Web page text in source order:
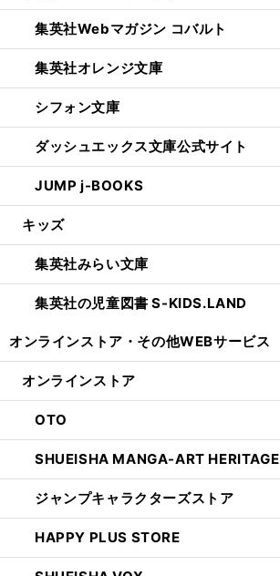
集英社Webマガジン コバルト
集英社オレンジ文庫
シフォン文庫
ダッシュエックス文庫公式サイト
JUMP j-BOOKS
キッズ
集英社みらい文庫
集英社の児童図書 S-KIDS.LAND
オンラインストア・ その他WEBサービス
オンラインストア
OTO
SHUEISHA MANGA-ART HERITAGE
ジャンプキャラクターズストア
HAPPY PLUS STORE